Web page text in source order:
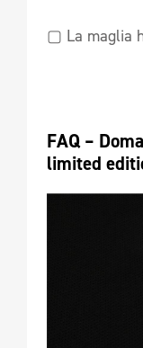
▢ La maglia
FAQ –
limited